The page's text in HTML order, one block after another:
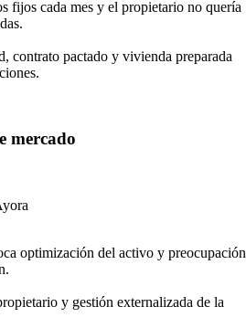
fijos cada mes y el propietario no quería
contrato pactado y vivienda preparada
mercado
optimización del activo y preocupación
y gestión externalizada de la